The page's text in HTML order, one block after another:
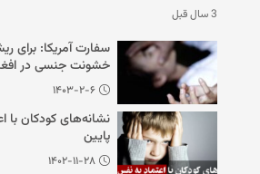
3 سال قبل
سفارت آمریکا: برای
خشونت جنسی در
می‌کنیم
۱۴۰۳-۲-۶
نشانه‌های کودکان با
پایین
۱۴۰۲-۱۱-۲۸